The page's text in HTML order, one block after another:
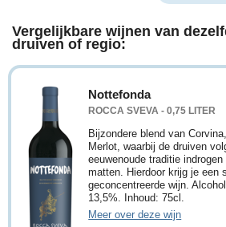
Vergelijkbare wijnen van
druiven of regio:
Nottefonda
ROCCA SVEVA - 0,75 LITER
Bijzondere blend van
Merlot, waarbij de druiven
eeuwenoude traditie
matten. Hierdoor krijg je een
geconcentreerde wijn.
13,5%. Inhoud: 75cl.
Meer over deze wijn